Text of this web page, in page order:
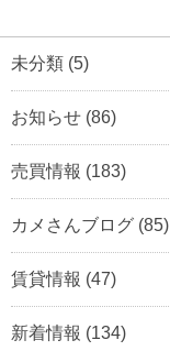
未分類 (5)
お知らせ (86)
売買情報 (183)
カメさんブログ (85)
賃貸情報 (47)
新着情報 (134)